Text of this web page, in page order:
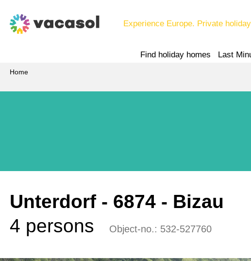
Experience Europe. Private
Find holiday homes Last
Home
Unterdorf - 6874 - Bizau
4 persons
Object-no.: 532-527760